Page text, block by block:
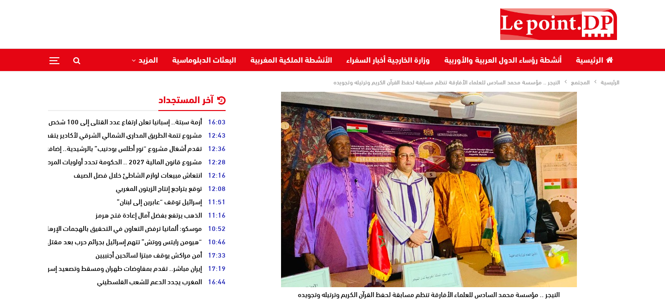
الرئيسية أنشطة رؤساء الدول العربية والأوربية وزارة الخارجية أخبار السفراء الأنشطة الملكية المغربية البعثات الدبلوماسية المزيد
الرئيسية المجتمع النيجر .. مؤسسة محمد السادس للعلماء الأفارقة تنظم مسابقة لحفظ القرآن الكريم وترتيله وتجويده
النيجر .. مؤسسة محمد السادس للعلماء الأفارقة تنظم مسابقة لحفظ القرآن الكريم وترتيله وتجويده
آخر المستجداد
16:03 أزمة سبتة.. إسبانيا تعلن ارتفاع عدد القتلى إلى 100 شخص
12:43 مشروع تتمة الطريق المداري الشمالي الشرقي لأكادير يتقدم نحو مرحلة
12:36 تقدم أشغال مشروع “نور أطلس بودنيب” بالرشيدية.. إضافة 33 ميغاوات إلى الشبكة الوطنية
12:28 مشروع قانون المالية 2027 .. الحكومة تحدد أولويات المرحلة المقبلة
12:16 انتعاش مبيعات لوازم الشاطئ خلال فصل الصيف
12:08 توقع بتراجع إنتاج الزيتون المغربي
11:51 إسرائيل توقف “عابرين إلى لبنان”
11:16 الذهب يرتفع بفضل آمال إعادة فتح هرمز
10:52 موسكو: ألمانيا ترفض التعاون في التحقيق بالهجمات الإرهابية على أنابيب
10:46 “هيومن رايتس ووتش” تتهم إسرائيل بجرائم حرب بعد مقتل الصحفية آمال
17:33 أمن مراكش يوقف مبتزا لسائحين أجنبيين
17:19 إيران مباشر.. تقدم بمفاوضات طهران ومسقط وتصعيد إسرائيلي جنوب لبنان
16:44 المغرب يجدد الدعم للشعب الفلسطيني